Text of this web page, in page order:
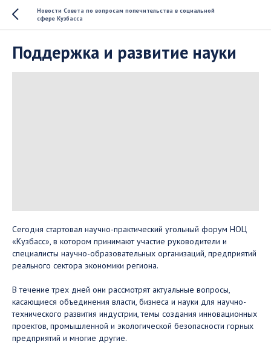
Новости Совета по вопросам попечительства в социальной
сфере Кузбасса
Поддержка и развитие науки
Сегодня стартовал научно-практический угольный форум НОЦ
«Кузбасс», в котором принимают участие руководители и
специалисты научно-образовательных организаций, предприятий
реального сектора экономики региона.
В течение трех дней они рассмотрят актуальные вопросы,
касающиеся объединения власти, бизнеса и науки для научно-
технического развития индустрии, темы создания инновационных
проектов, промышленной и экологической безопасности горных
предприятий и многие другие.